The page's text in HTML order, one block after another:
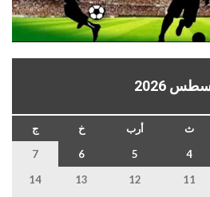
2026
ث أرب خ
ج
4
5
6
7
11
12
13
14